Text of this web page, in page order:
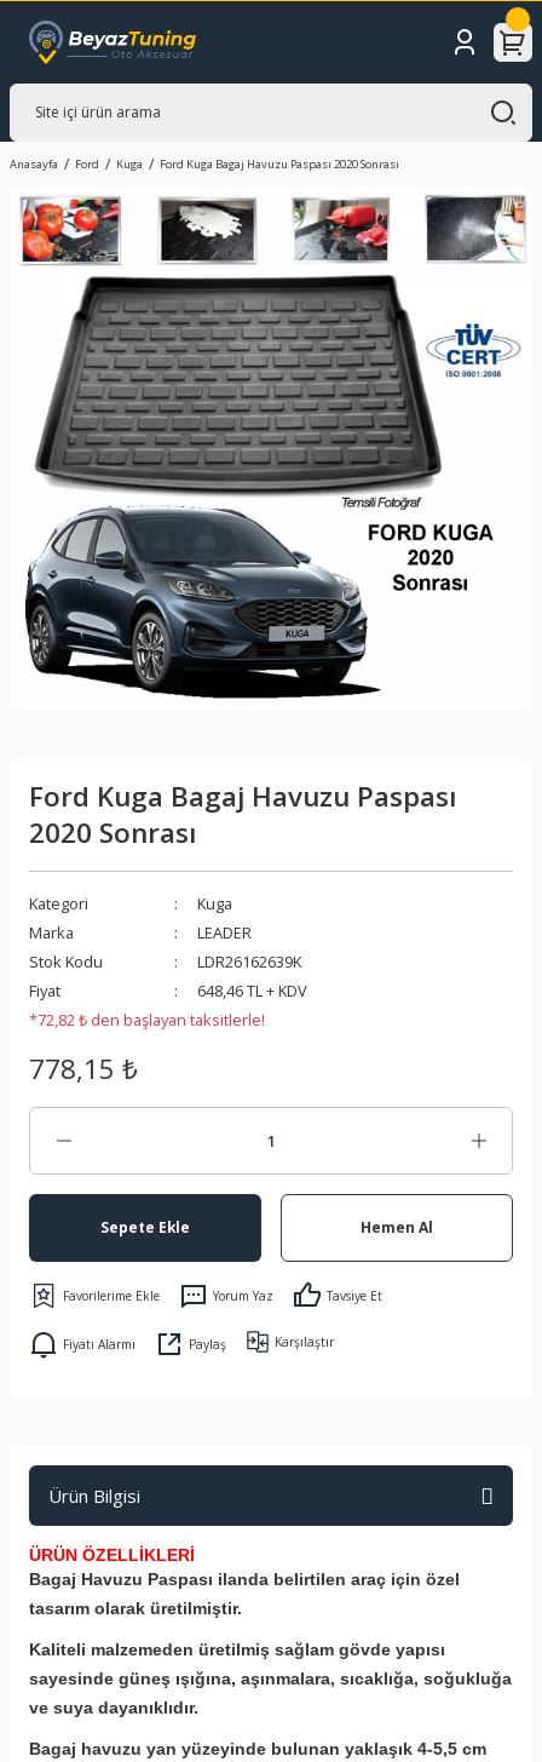
Anasayfa Ford Kuga Ford Kuga Bagaj Havuzu Paspası 2020 Sonrası
Ford Kuga Bagaj Havuzu Paspası
2020 Sonrası
Kategori
Kuga
Marka
LEADER
Stok Kodu
LDR26162639K
Fiyat
648,46 TL + KDV
*72,82 ₺ den başlayan taksitlerle!
778,15 ₺
Sepete Ekle Hemen Al
Yorum Yaz Tavsiye Et
Fiyatı Alarmı Paylaş Karşılaştır
Ürün Bilgisi
ÜRÜN ÖZELLİKLERİ
Bagaj Havuzu Paspası ilanda belirtilen araç için özel
tasarım olarak üretilmiştir.
Kaliteli malzemeden üretilmiş sağlam gövde yapısı
sayesinde güneş ışığına, aşınmalara, sıcaklığa, soğukluğa
ve suya dayanıklıdır.
Bagaj havuzu yan yüzeyinde bulunan yaklaşık 4-5,5 cm